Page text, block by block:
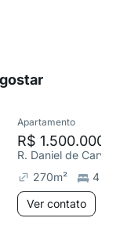
Apartamento
R$ 1.500.000
R. Daniel de
270m²
4
Ver contato